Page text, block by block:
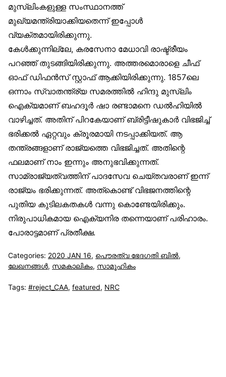
മുസ്‌ലിംകളുള്ള സംസ്ഥാനത്ത്
മുഖ്യമന്ത്രിയാക്കിയതെന്ന് ഇപ്പോൾ
വ്യക്തമായിരിക്കുന്നു.
കേൾക്കുന്നില്ലേ, കരസേനാ മേധാവി രാഷ്ട്രീയം
പറഞ്ഞ് തുടങ്ങിയിരിക്കുന്നു. അത്തരമൊരാളെ ചീഫ്
ഓഫ് ഡിഫൻസ് സ്റ്റാഫ് ആക്കിയിരിക്കുന്നു. 1857ലെ
ഒന്നാം സ്വാതന്ത്ര്യ സമരത്തിൽ ഹിന്ദു മുസ്‌ലിം
ഐക്യമാണ് ബഹദൂർ ഷാ രണ്ടാമനെ ഡൽഹിയിൽ
വാഴിച്ചത്. അതിന് പിറകേയാണ് ബ്രിട്ടീഷുകാർ വിഭജിച്ച്
ഭരിക്കൽ ഏറ്റവും ക്രൂരമായി നടപ്പാക്കിയത്. ആ
തന്ത്രങ്ങളാണ് രാജ്യത്തെ വിഭജിച്ചത്. അതിന്റെ
ഫലമാണ് നാം ഇന്നും അനുഭവിക്കുന്നത്.
സാമ്രാജ്യത്വത്തിന് പാദസേവ ചെയ്തവരാണ് ഇന്ന്
രാജ്യം ഭരിക്കുന്നത്. അത്‌കൊണ്ട് വിഭജനത്തിന്റെ
പുതിയ കുടിലകതകൾ വന്നു കൊണ്ടേയിരിക്കും.
നിരുപാധികമായ ഐക്യനിര തന്നെയാണ് പരിഹാരം.
പോരാട്ടമാണ് പ്രതീക്ഷ.
Categories: 2020 JAN 16, പൌരത്വ ഭേദഗതി ബിൽ,
ലേഖനങ്ങള്‍, സമകാലികം, സാമൂഹികം
Tags: #reject_CAA, featured, NRC